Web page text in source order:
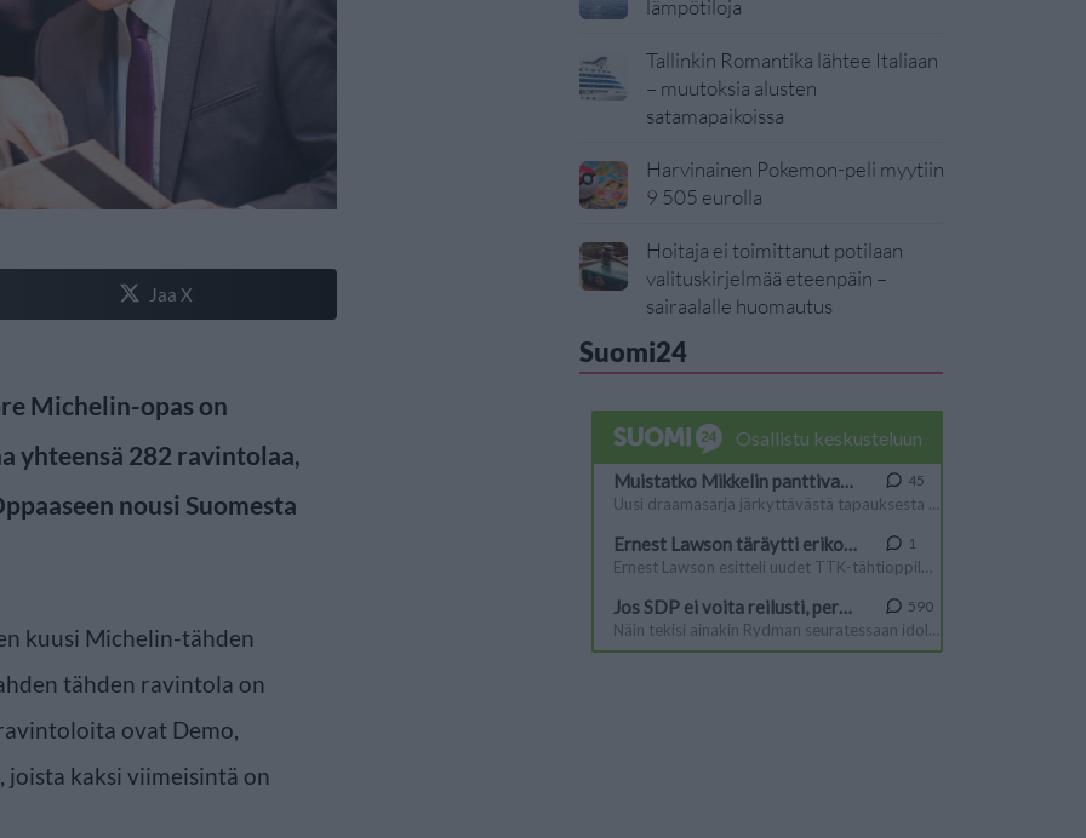
Jaa X
Michelin-opas on
yhteensä 282 ravintolaa,
nousi Suomesta
kuusi Michelin-tähden
tähden ravintola on
ovat Demo,
joista kaksi viimeisintä on
lämpötiloja
Tallinkin Romantika lähtee Italiaan
– muutoksia alusten
satamapaikoissa
Harvinainen Pokemon-peli myytiin
9 505 eurolla
Hoitaja ei toimittanut potilaan
valituskirjelmää eteenpäin –
sairaalalle huomautus
Suomi24